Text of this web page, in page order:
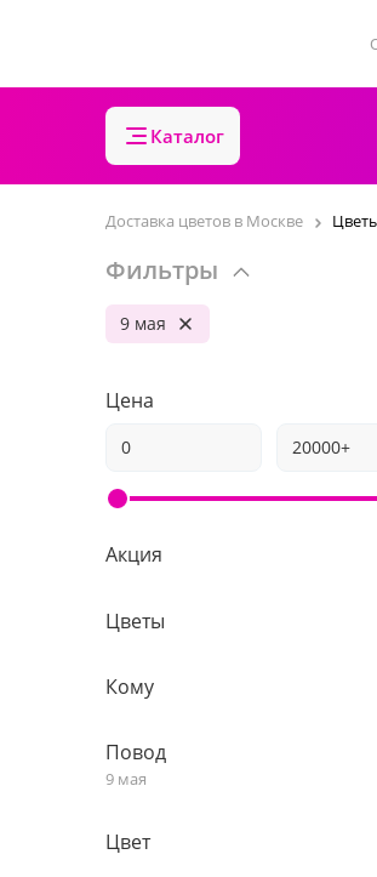
Каталог
Доставка цветов в Москве
Фильтры
9 мая
Цена
Акция
Цветы
Кому
Повод
9 мая
Цвет